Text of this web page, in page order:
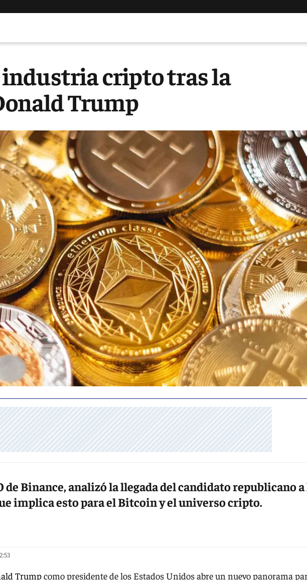
industria cripto tras la
Trump
de Binance, analizó la llegada del candidato republicano a
implica esto para el Bitcoin y el universo cripto.
Trumpcomo presidente de los Estados Unidos abre un nuevo panorama